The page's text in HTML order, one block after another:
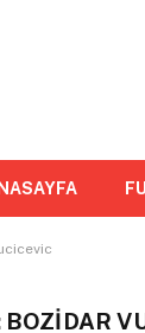
BOZIDAR